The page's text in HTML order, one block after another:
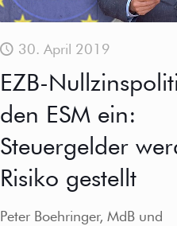
30. April 2019
EZB-
den ESM ein:
Steuergelder
Risiko gestellt
Peter Boehringer, MdB und